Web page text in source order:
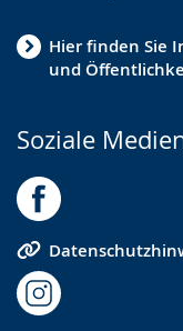
Hier finden Sie
und
Soziale